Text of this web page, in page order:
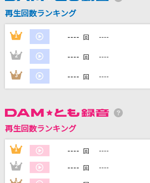
カラオケ最新情報をチェック！
カラオケをもっと楽しもう！
再生回数ランキング
1 ---- 回 ----
2 ---- 回 ----
3 ---- 回 ----
再生回数ランキング
1 ---- 回 ----
2 ---- 回 ----